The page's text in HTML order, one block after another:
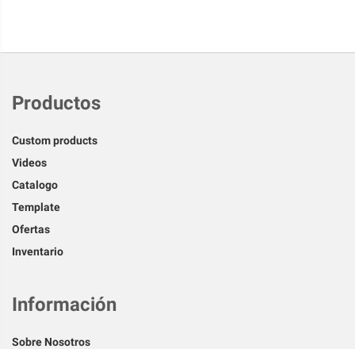
Productos
Custom products
Videos
Catalogo
Template
Ofertas
Inventario
Información
Sobre Nosotros